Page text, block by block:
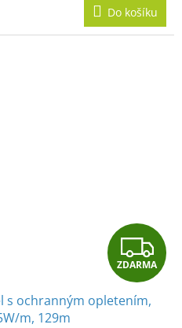
A
Do košíku
Z
D
ZDARMA
s ochranným opletením,
m, 129m